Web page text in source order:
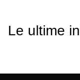
Le ultime